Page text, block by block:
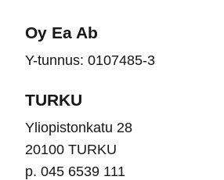
Oy Ea Ab
Y-tunnus: 0107485-3
TURKU
Yliopistonkatu 28
20100 TURKU
p. 045 6539 111